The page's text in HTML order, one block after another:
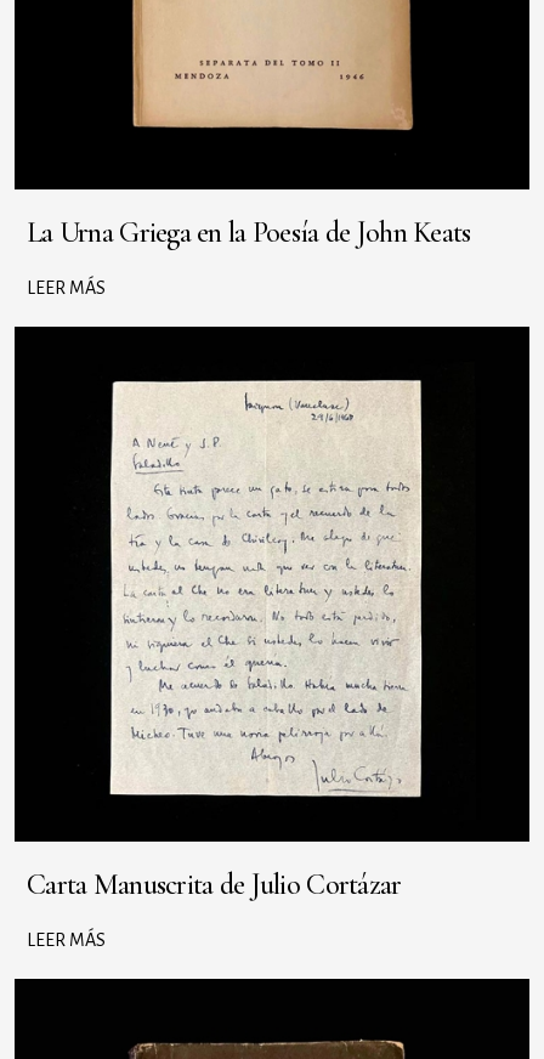
La Urna Griega en la Poesía de John Keats
LEER MÁS
Carta Manuscrita de Julio Cortázar
LEER MÁS